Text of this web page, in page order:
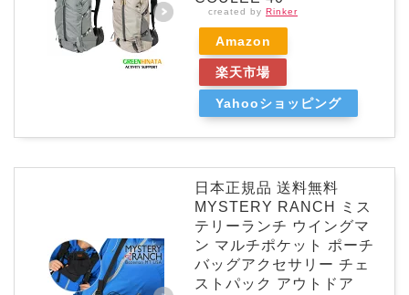
created by Rinker
Amazon
楽天市場
Yahooショッピング
日本正規品 送料無料
MYSTERY RANCH ミス
テリーランチ ウイングマ
ン マルチポケット ポーチ
バッグアクセサリー チェ
ストパック アウトドア